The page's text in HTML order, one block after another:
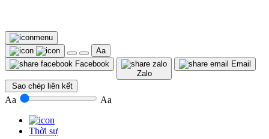
Aa
Facebook
Zalo
Email
Sao chép liên kết
Aa Aa
Thời sự